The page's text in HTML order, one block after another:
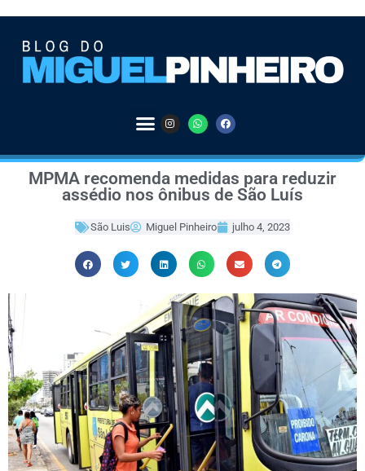
MPMA recomenda medidas para reduzir
assédio nos ônibus de São Luís
São Luis Miguel Pinheiro julho 4, 2023